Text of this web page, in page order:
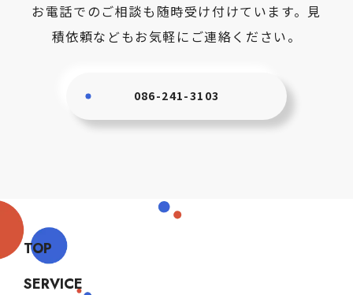
お電話でのご相談も随時受け付けています。見
積依頼などもお気軽にご連絡ください。
086-241-3103
TOP
SERVICE